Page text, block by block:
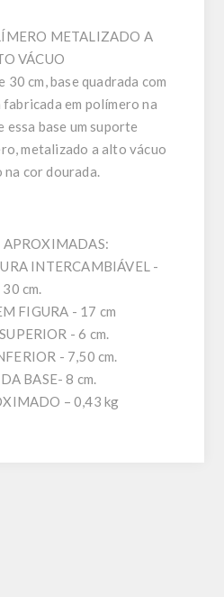
METALIZADO A
VÁCUO
cm, base quadrada com
em polímero na
essa base um suporte
metalizado a alto vácuo
na cor dourada.
INTERCAMBIÁVEL -
30 cm.
FIGURA - 17 cm
- 6 cm.
- 7,50 cm.
BASE- 8 cm.
– 0,43 kg